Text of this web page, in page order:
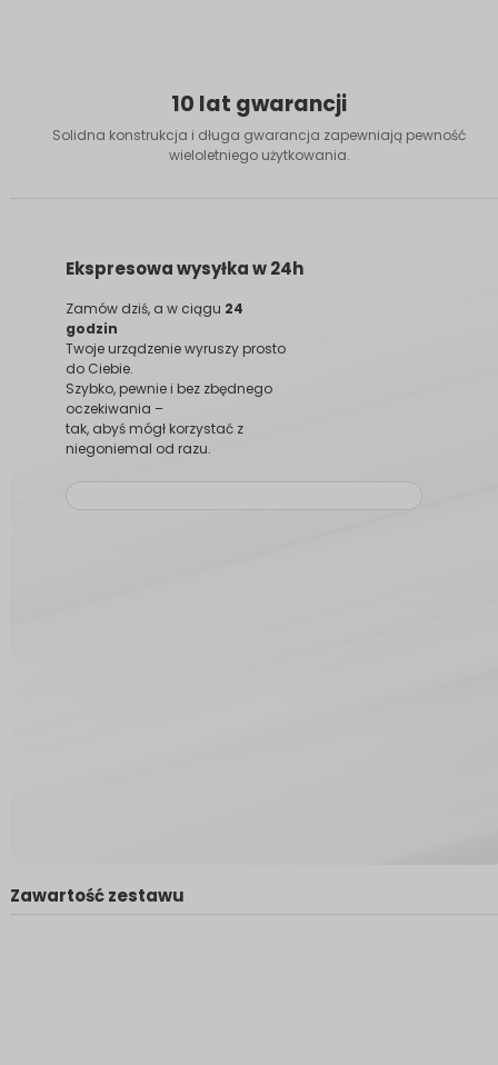
10 lat gwarancji
Solidna konstrukcja i długa gwarancja zapewniają pewność
wieloletniego użytkowania.
Ekspresowa wysyłka w 24h
Zamów dziś, a w ciągu 24
godzin
Twoje urządzenie wyruszy prosto
do Ciebie.
Szybko, pewnie i bez zbędnego
oczekiwania –
tak, abyś mógł korzystać z
niegoniemal od razu.
Zawartość zestawu